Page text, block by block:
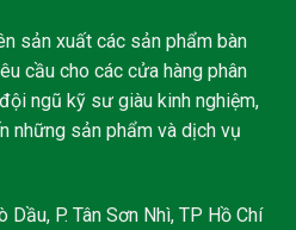
sản xuất các sản phẩm bàn
cầu cho các cửa hàng phân
ngũ kỹ sư giàu kinh nghiệm,
những sản phẩm và dịch vụ
P. Tân Sơn Nhì, TP Hồ Chí